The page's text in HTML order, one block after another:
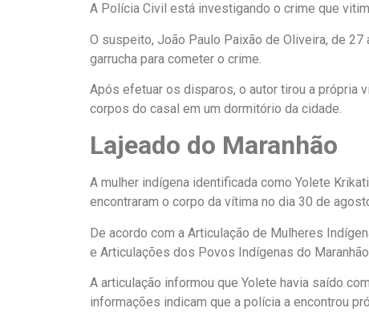
A Polícia Civil está investigando o crime que
O suspeito, João Paulo Paixão de Oliveira, de
garrucha para cometer o crime.
Após efetuar os disparos, o autor tirou a própria
corpos do casal em um dormitório da cidade.
Lajeado do Maranhão
A mulher indígena identificada como Yolete
encontraram o corpo da vítima no dia 30 de
De acordo com a Articulação de Mulheres
e Articulações dos Povos Indígenas do
A articulação informou que Yolete havia saído
informações indicam que a polícia a encontrou